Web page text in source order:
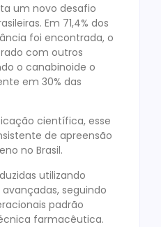
um novo desafio
Em 71,4% dos
foi encontrada, o
com outros
o canabinoide o
em 30% das
científica, esse
de apreensão
no Brasil.
utilizando
seguindo
padrão
farmacêutica.